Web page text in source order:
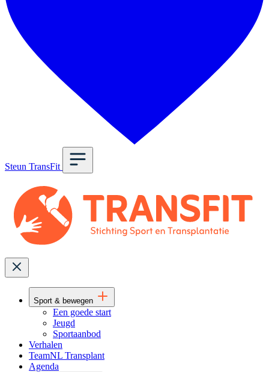
Steun TransFit
Sport & bewegen
Een goede start
Jeugd
Sportaanbod
Verhalen
TeamNL Transplant
Agenda